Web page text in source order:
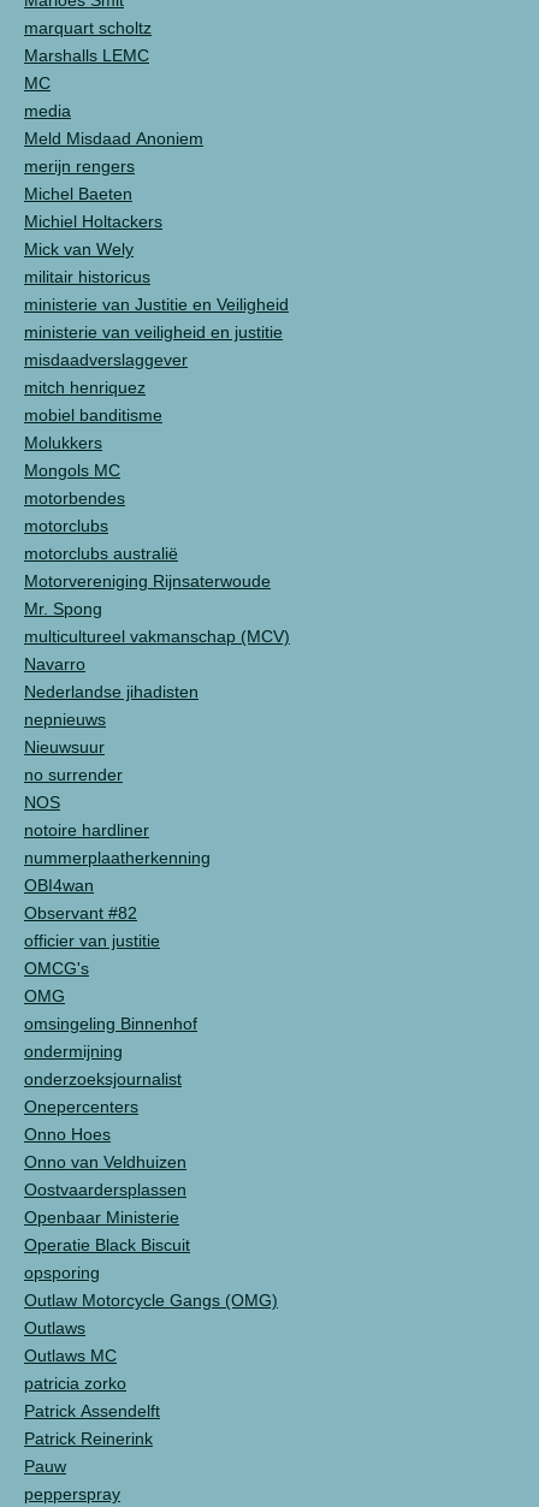
marquart scholtz
Marshalls LEMC
MC
media
Meld Misdaad Anoniem
merijn rengers
Michel Baeten
Michiel Holtackers
Mick van Wely
militair historicus
ministerie van Justitie en Veiligheid
ministerie van veiligheid en justitie
misdaadverslaggever
mitch henriquez
mobiel banditisme
Molukkers
Mongols MC
motorbendes
motorclubs
motorclubs australië
Motorvereniging Rijnsaterwoude
Mr. Spong
multicultureel vakmanschap (MCV)
Navarro
Nederlandse jihadisten
nepnieuws
Nieuwsuur
no surrender
NOS
notoire hardliner
nummerplaatherkenning
OBI4wan
Observant #82
officier van justitie
OMCG's
OMG
omsingeling Binnenhof
ondermijning
onderzoeksjournalist
Onepercenters
Onno Hoes
Onno van Veldhuizen
Oostvaardersplassen
Openbaar Ministerie
Operatie Black Biscuit
opsporing
Outlaw Motorcycle Gangs (OMG)
Outlaws
Outlaws MC
patricia zorko
Patrick Assendelft
Patrick Reinerink
Pauw
pepperspray